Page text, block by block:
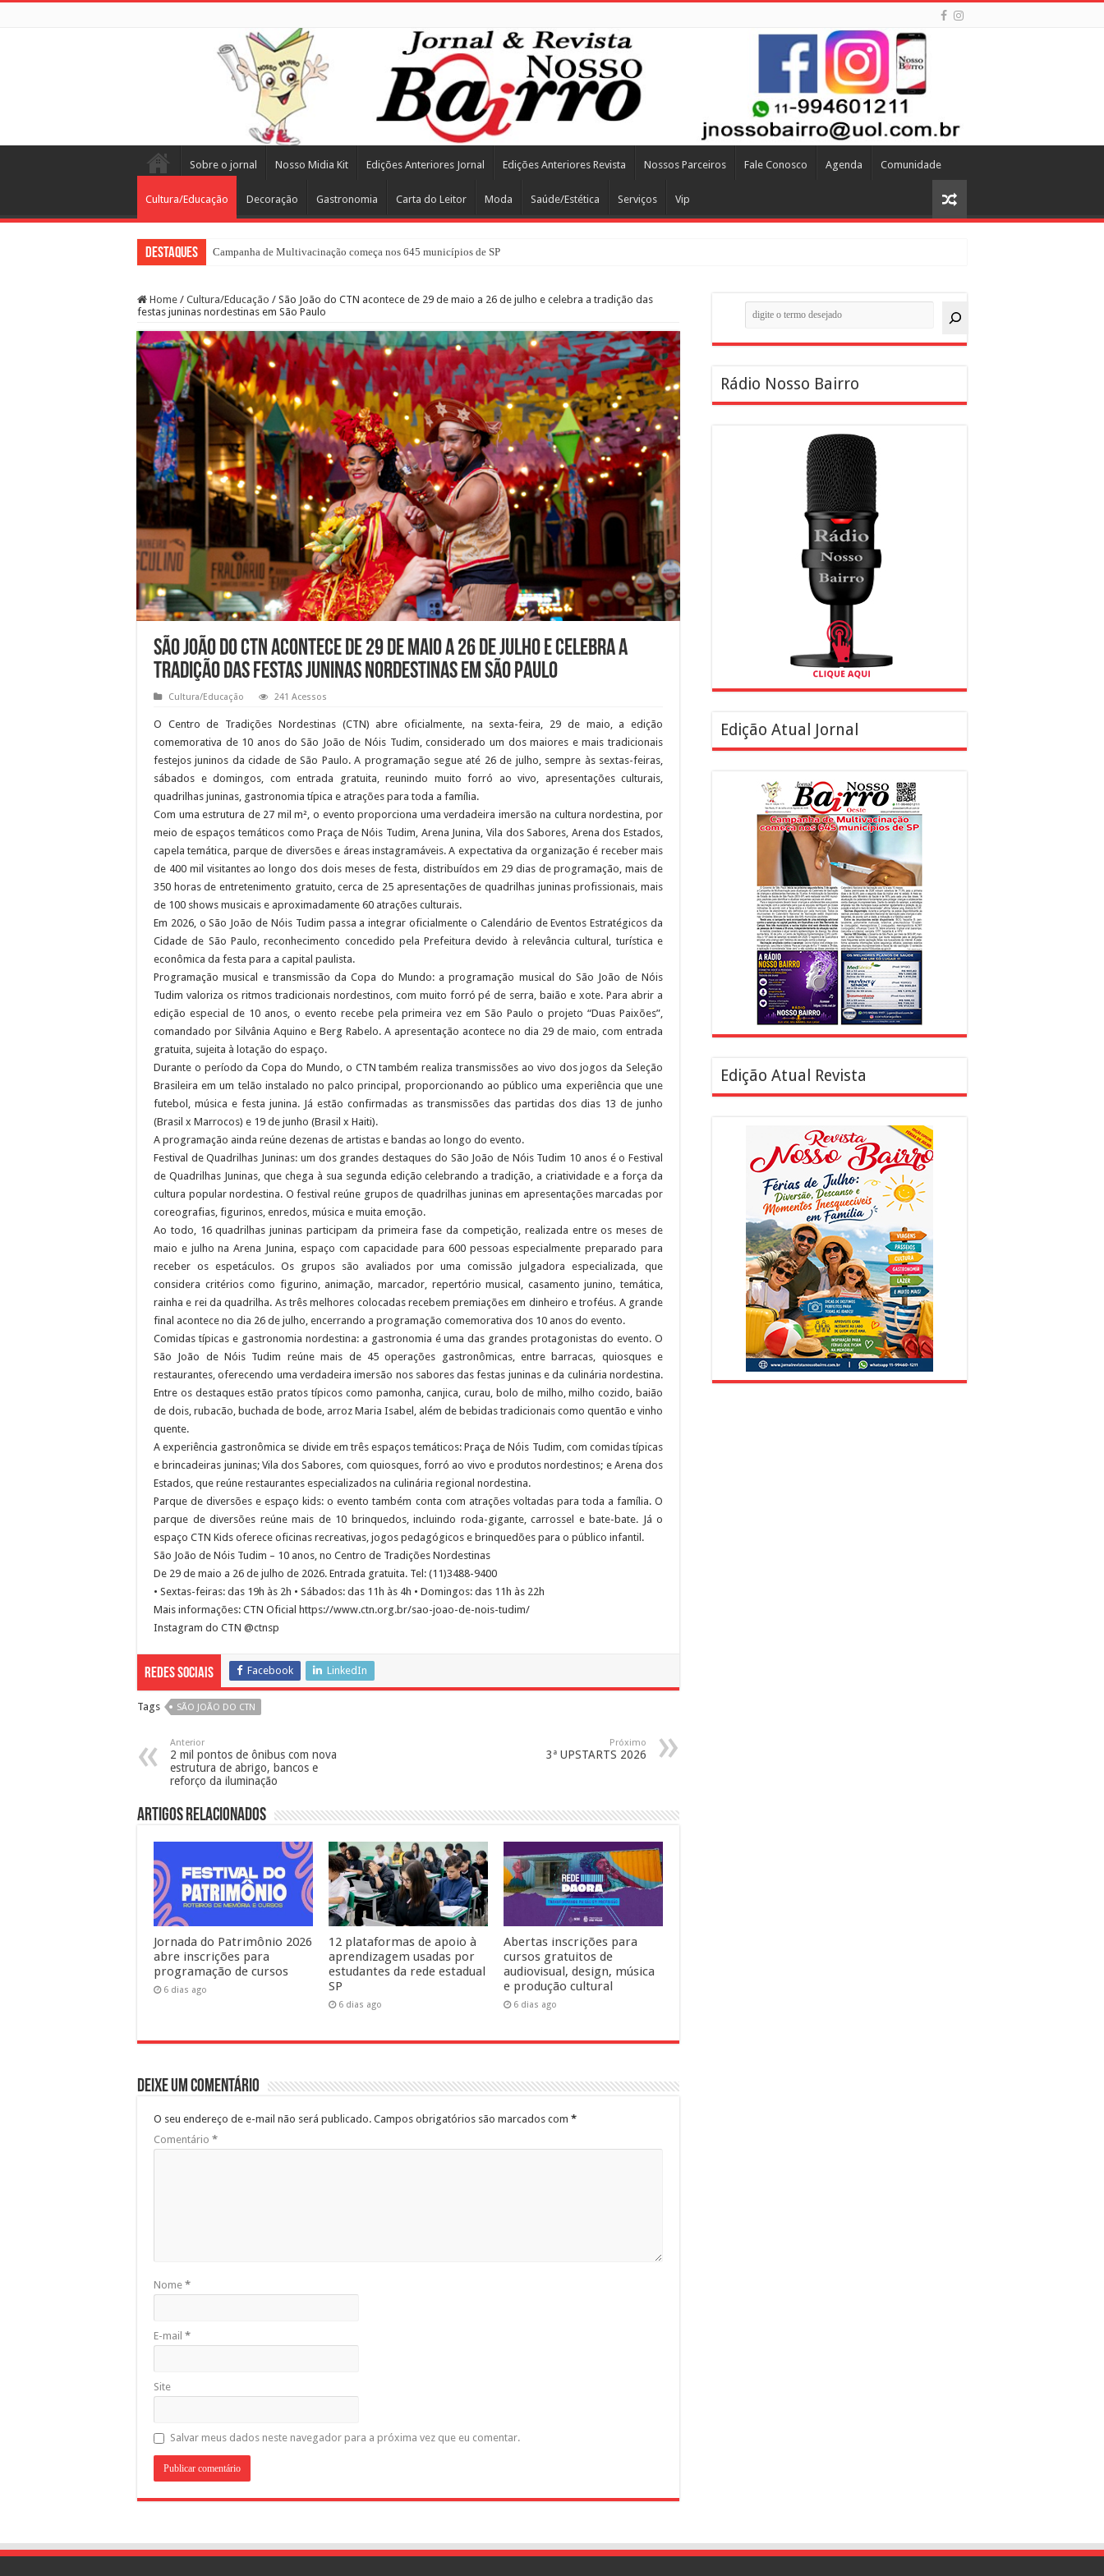
Sobre o jornal Nosso Midia Kit Edições Anteriores Jornal Edições Anteriores Revista Nossos Parceiros Fale Conosco Agenda Comunidade
Cultura/Educação Decoração Gastronomia Carta do Leitor Moda Saúde/Estética Serviços Vip
Destaques Campanha de Multivacinação começa nos 645 municípios de SP
Home / Cultura/Educação / São João do CTN acontece de 29 de maio a 26 de julho e celebra a tradição das
festas juninas nordestinas em São Paulo
São João do CTN acontece de 29 de maio a 26 de julho e celebra a
tradição das festas juninas nordestinas em São Paulo
Cultura/Educação 241 Acessos
O Centro de Tradições Nordestinas (CTN) abre oficialmente, na sexta-feira, 29 de maio, a edição
comemorativa de 10 anos do São João de Nóis Tudim, considerado um dos maiores e mais tradicionais
festejos juninos da cidade de São Paulo. A programação segue até 26 de julho, sempre às sextas-feiras,
sábados e domingos, com entrada gratuita, reunindo muito forró ao vivo, apresentações culturais,
quadrilhas juninas, gastronomia típica e atrações para toda a família.
Com uma estrutura de 27 mil m², o evento proporciona uma verdadeira imersão na cultura nordestina, por
meio de espaços temáticos como Praça de Nóis Tudim, Arena Junina, Vila dos Sabores, Arena dos Estados,
capela temática, parque de diversões e áreas instagramáveis. A expectativa da organização é receber mais
de 400 mil visitantes ao longo dos dois meses de festa, distribuídos em 29 dias de programação, mais de
350 horas de entretenimento gratuito, cerca de 25 apresentações de quadrilhas juninas profissionais, mais
de 100 shows musicais e aproximadamente 60 atrações culturais.
Em 2026, o São João de Nóis Tudim passa a integrar oficialmente o Calendário de Eventos Estratégicos da
Cidade de São Paulo, reconhecimento concedido pela Prefeitura devido à relevância cultural, turística e
econômica da festa para a capital paulista.
Programação musical e transmissão da Copa do Mundo: a programação musical do São João de Nóis
Tudim valoriza os ritmos tradicionais nordestinos, com muito forró pé de serra, baião e xote. Para abrir a
edição especial de 10 anos, o evento recebe pela primeira vez em São Paulo o projeto “Duas Paixões”,
comandado por Silvânia Aquino e Berg Rabelo. A apresentação acontece no dia 29 de maio, com entrada
gratuita, sujeita à lotação do espaço.
Durante o período da Copa do Mundo, o CTN também realiza transmissões ao vivo dos jogos da Seleção
Brasileira em um telão instalado no palco principal, proporcionando ao público uma experiência que une
futebol, música e festa junina. Já estão confirmadas as transmissões das partidas dos dias 13 de junho
(Brasil x Marrocos) e 19 de junho (Brasil x Haiti).
A programação ainda reúne dezenas de artistas e bandas ao longo do evento.
Festival de Quadrilhas Juninas: um dos grandes destaques do São João de Nóis Tudim 10 anos é o Festival
de Quadrilhas Juninas, que chega à sua segunda edição celebrando a tradição, a criatividade e a força da
cultura popular nordestina. O festival reúne grupos de quadrilhas juninas em apresentações marcadas por
coreografias, figurinos, enredos, música e muita emoção.
Ao todo, 16 quadrilhas juninas participam da primeira fase da competição, realizada entre os meses de
maio e julho na Arena Junina, espaço com capacidade para 600 pessoas especialmente preparado para
receber os espetáculos. Os grupos são avaliados por uma comissão julgadora especializada, que
considera critérios como figurino, animação, marcador, repertório musical, casamento junino, temática,
rainha e rei da quadrilha. As três melhores colocadas recebem premiações em dinheiro e troféus. A grande
final acontece no dia 26 de julho, encerrando a programação comemorativa dos 10 anos do evento.
Comidas típicas e gastronomia nordestina: a gastronomia é uma das grandes protagonistas do evento. O
São João de Nóis Tudim reúne mais de 45 operações gastronômicas, entre barracas, quiosques e
restaurantes, oferecendo uma verdadeira imersão nos sabores das festas juninas e da culinária nordestina.
Entre os destaques estão pratos típicos como pamonha, canjica, curau, bolo de milho, milho cozido, baião
de dois, rubacão, buchada de bode, arroz Maria Isabel, além de bebidas tradicionais como quentão e vinho
quente.
A experiência gastronômica se divide em três espaços temáticos: Praça de Nóis Tudim, com comidas típicas
e brincadeiras juninas; Vila dos Sabores, com quiosques, forró ao vivo e produtos nordestinos; e Arena dos
Estados, que reúne restaurantes especializados na culinária regional nordestina.
Parque de diversões e espaço kids: o evento também conta com atrações voltadas para toda a família. O
parque de diversões reúne mais de 10 brinquedos, incluindo roda-gigante, carrossel e bate-bate. Já o
espaço CTN Kids oferece oficinas recreativas, jogos pedagógicos e brinquedões para o público infantil.
São João de Nóis Tudim – 10 anos, no Centro de Tradições Nordestinas
De 29 de maio a 26 de julho de 2026. Entrada gratuita. Tel: (11)3488-9400
• Sextas-feiras: das 19h às 2h • Sábados: das 11h às 4h • Domingos: das 11h às 22h
Mais informações: CTN Oficial https://www.ctn.org.br/sao-joao-de-nois-tudim/
Instagram do CTN @ctnsp
Redes Sociais Facebook LinkedIn
Tags SÃO JOÃO DO CTN
Anterior
2 mil pontos de ônibus com nova
estrutura de abrigo, bancos e
reforço da iluminação
Próximo
3ª UPSTARTS 2026
Artigos Relacionados
Jornada do Patrimônio 2026
abre inscrições para
programação de cursos
6 dias ago
12 plataformas de apoio à
aprendizagem usadas por
estudantes da rede estadual
SP
6 dias ago
Abertas inscrições para
cursos gratuitos de
audiovisual, design, música
e produção cultural
6 dias ago
Deixe um comentário
O seu endereço de e-mail não será publicado. Campos obrigatórios são marcados com *
Comentário *
Nome *
E-mail *
Site
Salvar meus dados neste navegador para a próxima vez que eu comentar.
Pesquisar
Rádio Nosso Bairro
Edição Atual Jornal
Edição Atual Revista